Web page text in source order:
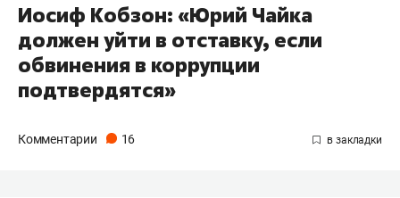
Иосиф Кобзон: «Юрий Чайка
должен уйти в отставку, если
обвинения в коррупции
подтвердятся»
Комментарии 16